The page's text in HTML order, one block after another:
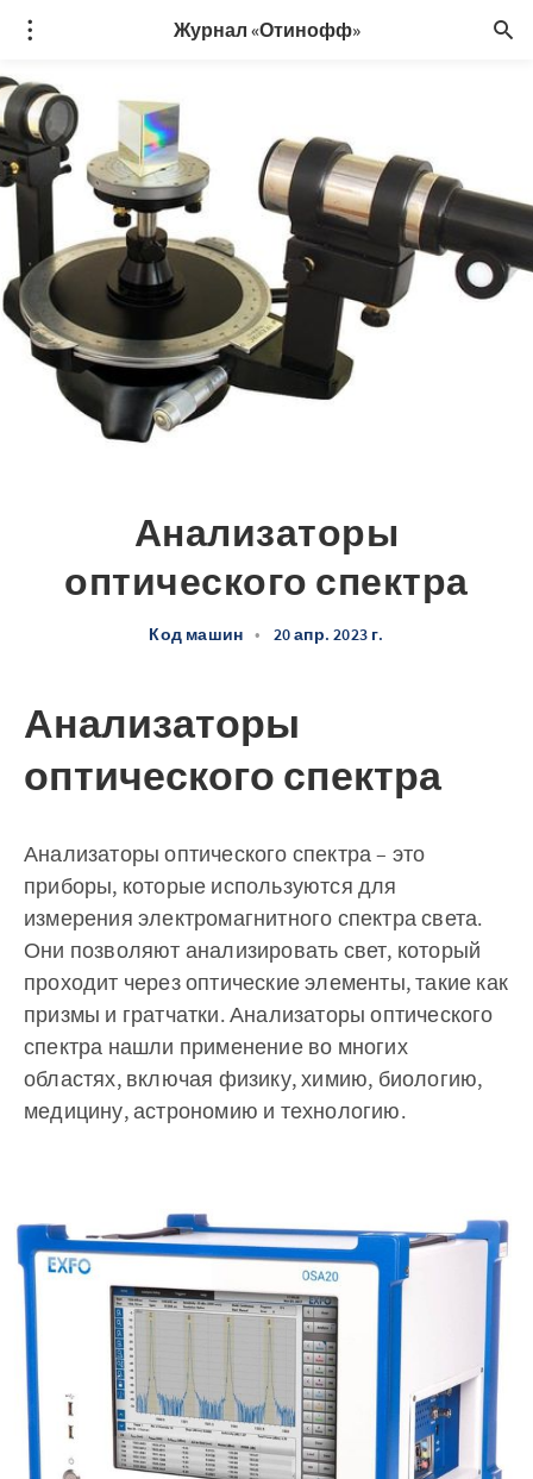
Журнал «Отинофф»
Анализаторы
оптического спектра
Код машин • 20 апр. 2023 г.
Анализаторы
оптического спектра
Анализаторы оптического спектра – это
приборы, которые используются для
измерения электромагнитного спектра света.
Они позволяют анализировать свет, который
проходит через оптические элементы, такие как
призмы и гратчатки. Анализаторы оптического
спектра нашли применение во многих
областях, включая физику, химию, биологию,
медицину, астрономию и технологию.